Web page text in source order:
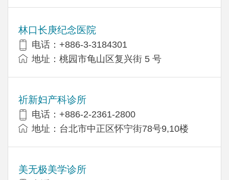
林口长庚纪念医院
电话：+886-3-3184301
地址：桃园市龟山区复兴街 5 号
祈新妇产科诊所
电话：+886-2-2361-2800
地址：台北市中正区怀宁街78号9,10楼
美无极美学诊所